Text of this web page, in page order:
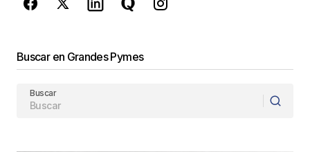
Buscar en Grandes Pymes
Buscar